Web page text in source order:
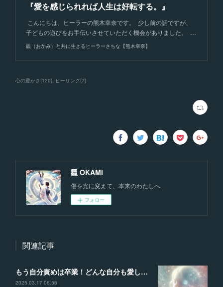
『愛を感じられれば人生は好転する。』
こんにちは、ヒーラーの熊木幸奈です。 少し前の話ですが、
子どもの遊びをお手伝いさせていただく機会がありました。 …
龗（おかみ）と共に生きるヒーラーさちな【熊木幸奈】
心の豊かさ (120) ヒーリング(7)
龗 OKAMI
傷を光に変えて、本来のわたしへ
フォロー
関連記事
もう自分責めは卒業！どんな自分も愛して、理想の未来を叶える魔法の言葉
2025.03.17 06:56